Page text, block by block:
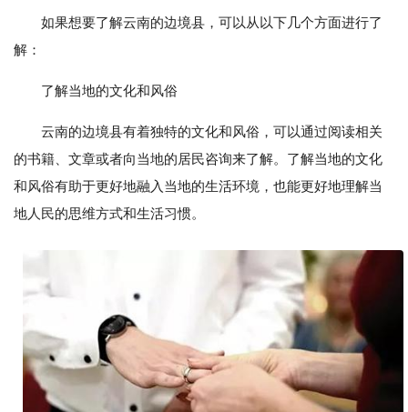
如果想要了解云南的边境县，可以从以下几个方面进行了
解：
了解当地的文化和风俗
云南的边境县有着独特的文化和风俗，可以通过阅读相关
的书籍、文章或者向当地的居民咨询来了解。了解当地的文化
和风俗有助于更好地融入当地的生活环境，也能更好地理解当
地人民的思维方式和生活习惯。